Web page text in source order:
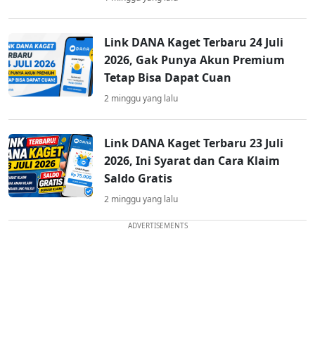
Link DANA Kaget Terbaru 24 Juli
2026, Gak Punya Akun Premium
Tetap Bisa Dapat Cuan
2 minggu yang lalu
Link DANA Kaget Terbaru 23 Juli
2026, Ini Syarat dan Cara Klaim
Saldo Gratis
2 minggu yang lalu
ADVERTISEMENTS